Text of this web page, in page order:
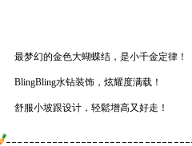
最梦幻的金色大蝴蝶结，是小千金定律！
BlingBling水钻装饰，炫耀度满载！
舒服小坡跟设计，轻鬆增高又好走！